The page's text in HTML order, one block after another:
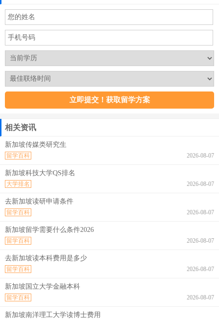
相关资讯
新加坡传媒类研究生
2026-08-07
留学百科
新加坡科技大学QS排名
2026-08-07
大学排名
去新加坡读研申请条件
2026-08-07
留学百科
新加坡留学需要什么条件2026
2026-08-07
留学百科
去新加坡读本科费用是多少
2026-08-07
留学百科
新加坡国立大学金融本科
2026-08-07
留学百科
新加坡南洋理工大学读博士费用